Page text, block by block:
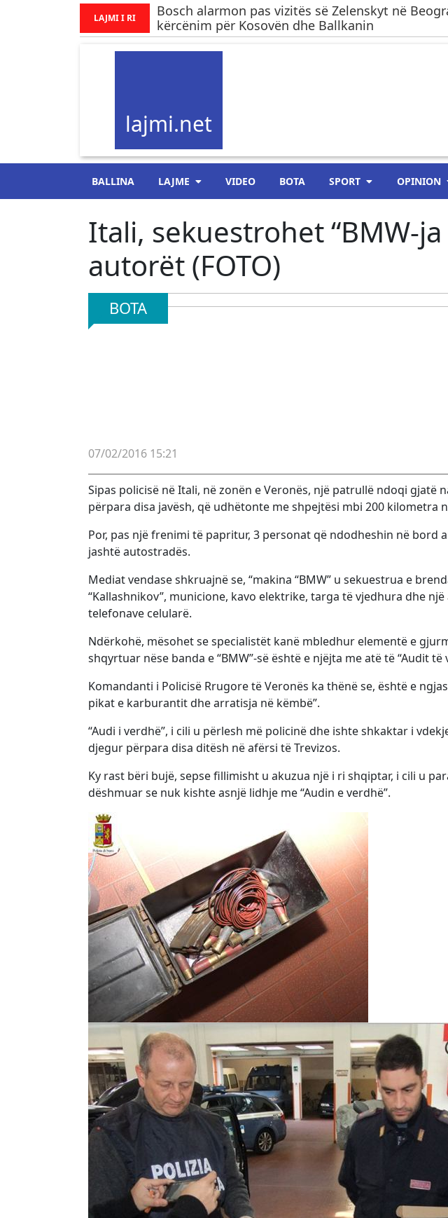
LAJMI I RI
Bosch alarmon pas vizitës së Zelenskyt në
kërcënim për Kosovën dhe Ballkanin
lajmi.net
BALLINA LAJME VIDEO BOTA SPORT OPINION
Itali, sekuestrohet “BMW-
autorët (FOTO)
BOTA
07/02/2016 15:21
Sipas policisë në Itali, në zonën e Veronës, një patrullë ndoqi gjatë
përpara disa javësh, që udhëtonte me shpejtësi mbi 200 kilometra
Por, pas një frenimi të papritur, 3 personat që ndodheshin në
jashtë autostradës.
Mediat vendase shkruajnë se, “makina “BMW” u sekuestrua e
“Kallashnikov”, municione, kavo elektrike, targa të vjedhura dhe
telefonave celularë.
Ndërkohë, mësohet se specialistët kanë mbledhur elementë e
shqyrtuar nëse banda e “BMW”-së është e njëjta me atë të “Audit të
Komandanti i Policisë Rrugore të Veronës ka thënë se, është e
pikat e karburantit dhe arratisja në këmbë”.
“Audi i verdhë”, i cili u përlesh më policinë dhe ishte shkaktar i
djegur përpara disa ditësh në afërsi të Trevizos.
Ky rast bëri bujë, sepse fillimisht u akuzua një i ri shqiptar, i cili u
dëshmuar se nuk kishte asnjë lidhje me “Audin e verdhë”.